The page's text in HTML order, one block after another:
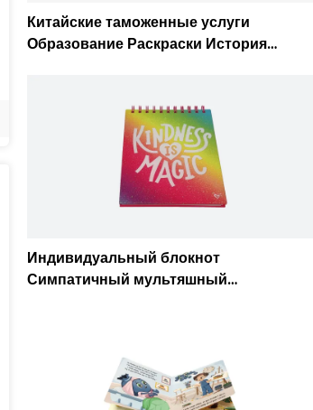
Китайские таможенные услуги
Образование Раскраски История
Индивидуальный блокнот
Симпатичный мультяшный